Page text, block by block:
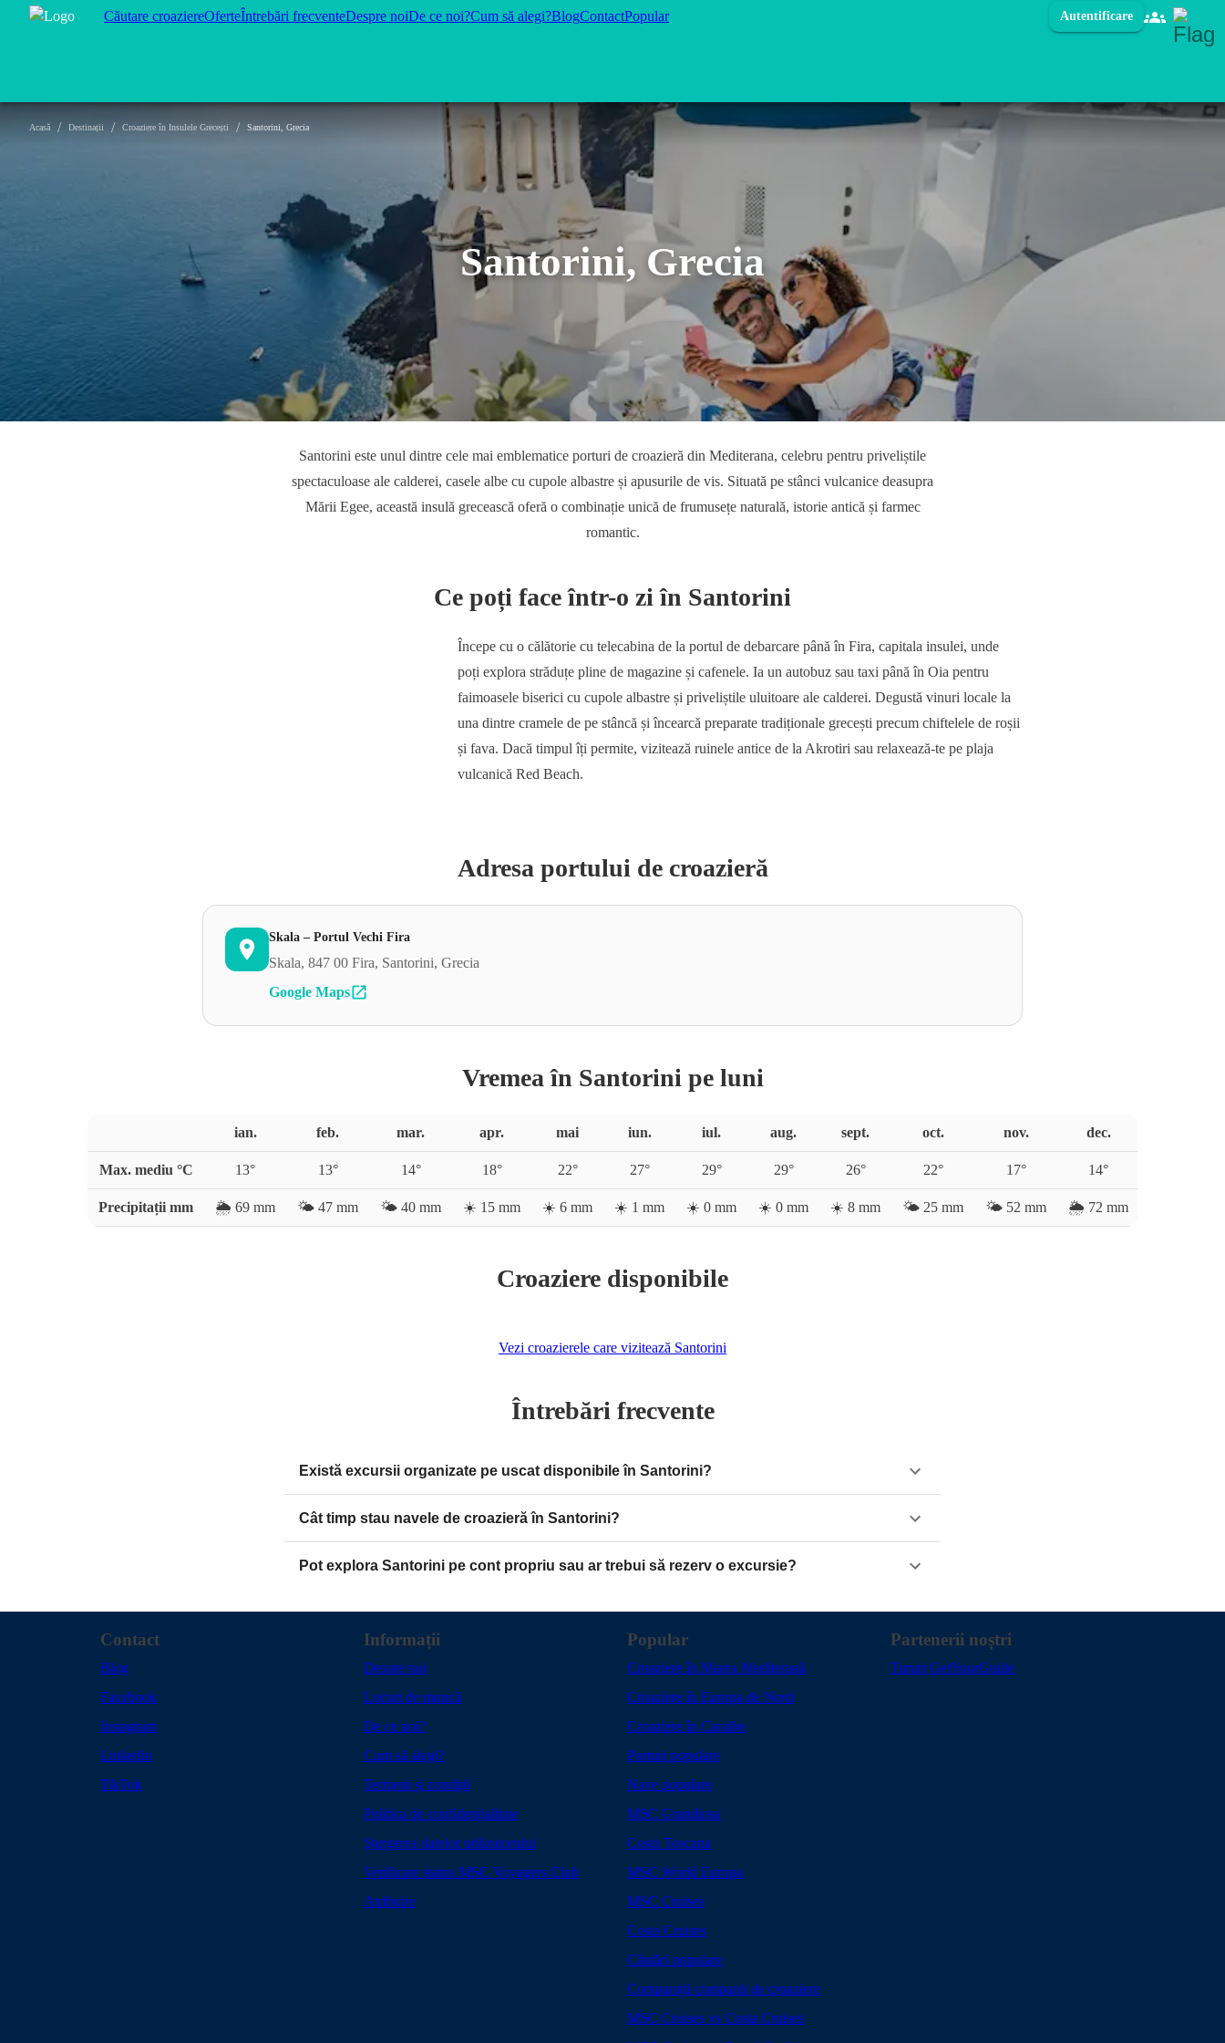
Căutare croaziereOferteÎntrebări frecventeDespre noiDe ce noi?Cum să alegi?BlogContactPopular Autentificare
Santorini, Grecia
Acasă / Destinații / Croaziere în Insulele Grecești / Santorini, Grecia
Santorini este unul dintre cele mai emblematice porturi de croazieră din Mediterana, celebru pentru priveliștile
spectaculoase ale calderei, casele albe cu cupole albastre și apusurile de vis. Situată pe stânci vulcanice deasupra
Mării Egee, această insulă grecească oferă o combinație unică de frumusețe naturală, istorie antică și farmec
romantic.
Ce poți face într-o zi în Santorini
Începe cu o călătorie cu telecabina de la portul de debarcare până în Fira, capitala insulei, unde
poți explora străduțe pline de magazine și cafenele. Ia un autobuz sau taxi până în Oia pentru
faimoasele biserici cu cupole albastre și priveliștile uluitoare ale calderei. Degustă vinuri locale la
una dintre cramele de pe stâncă și încearcă preparate tradiționale grecești precum chiftelele de roșii
și fava. Dacă timpul îți permite, vizitează ruinele antice de la Akrotiri sau relaxează-te pe plaja
vulcanică Red Beach.
Adresa portului de croazieră
Skala – Portul Vechi Fira
Skala, 847 00 Fira, Santorini, Grecia
Google Maps
Vremea în Santorini pe luni
ian. feb. mar. apr. mai iun. iul. aug. sept. oct. nov. dec.
Max. mediu °C 13° 13° 14° 18° 22° 27° 29° 29° 26° 22° 17° 14°
Precipitații mm 🌦️ 69 mm 🌤️ 47 mm 🌤️ 40 mm ☀️ 15 mm ☀️ 6 mm ☀️ 1 mm ☀️ 0 mm ☀️ 0 mm ☀️ 8 mm 🌤️ 25 mm 🌤️ 52 mm 🌦️ 72 mm
Croaziere disponibile
Vezi croazierele care vizitează Santorini
Întrebări frecvente
Există excursii organizate pe uscat disponibile în Santorini?
Cât timp stau navele de croazieră în Santorini?
Pot explora Santorini pe cont propriu sau ar trebui să rezerv o excursie?
Contact
Blog
Facebook
Instagram
Linkedin
TikTok
Informații
Despre noi
Locuri de muncă
De ce noi?
Cum să alegi?
Termeni și condiții
Politica de confidențialitate
Ștergerea datelor utilizatorului
Verificare status MSC Voyagers Club
Atribuire
Popular
Croaziere în Marea Mediterană
Croaziere în Europa de Nord
Croaziere în Caraibe
Porturi populare
Nave populare
MSC Grandiosa
Costa Toscana
MSC World Europa
MSC Cruises
Costa Cruises
Căutări populare
Comparații companii de croaziere
MSC Cruises vs Costa Cruises
Partenerii noștri
Tururi GetYourGuide